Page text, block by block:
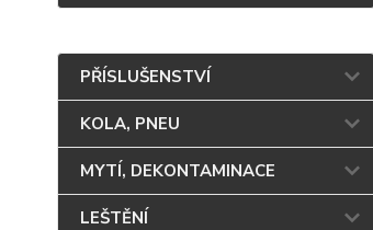
PŘÍSLUŠENSTVÍ
KOLA, PNEU
MYTÍ, DEKONTAMINACE
LEŠTĚNÍ